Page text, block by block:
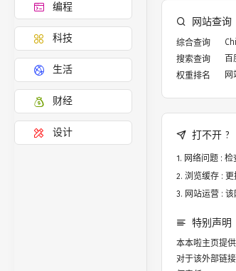
编程
科技
生活
财经
设计
网站查询
综合查询
搜索查询
百
权重排名
网
打不开 ?
网络问题 :
浏览缓存 :
网站运营 :
特别声明
本本啦主页提
对于该外部链